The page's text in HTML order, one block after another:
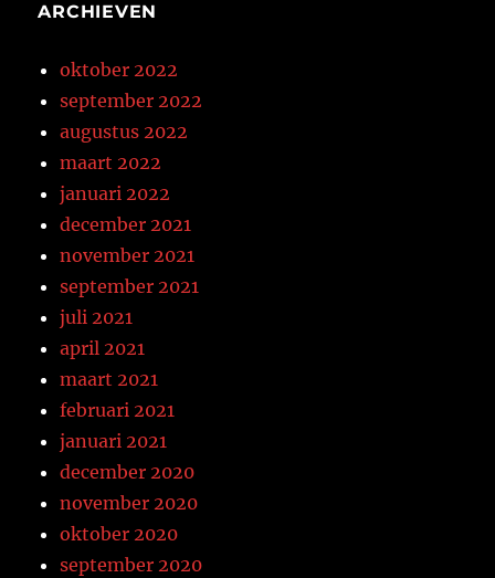
ARCHIEVEN
oktober 2022
september 2022
augustus 2022
maart 2022
januari 2022
december 2021
november 2021
september 2021
juli 2021
april 2021
maart 2021
februari 2021
januari 2021
december 2020
november 2020
oktober 2020
september 2020